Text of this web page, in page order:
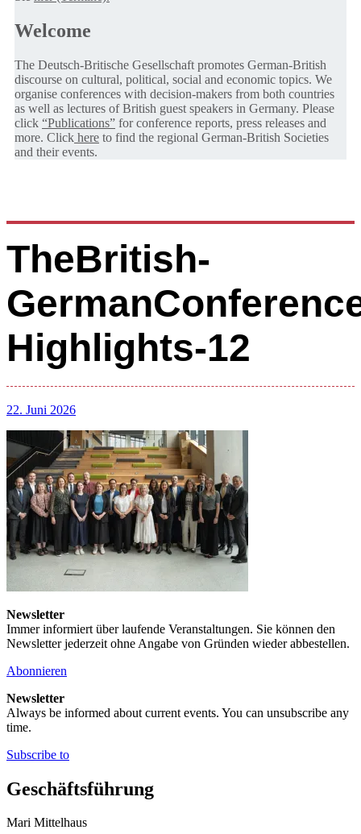
Welcome
The Deutsch-Britische Gesellschaft promotes German-British
discourse on cultural, political, social and economic topics. We
organise conferences with decision-makers from both countries
as well as lectures of British guest speakers in Germany. Please
click “Publications” for conference reports, press releases and
more. Click here to find the regional German-British Societies
and their events.
TheBritish-
Highlights-12
22. Juni 2026
Newsletter
Immer informiert über laufende Veranstaltungen. Sie können den
Newsletter jederzeit ohne Angabe von Gründen wieder abbestellen.
Abonnieren
Newsletter
Always be informed about current events. You can unsubscribe any
time.
Subscribe to
Geschäftsführung
Mari Mittelhaus